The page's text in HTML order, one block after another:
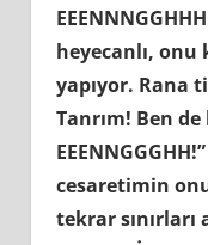
heyecanlı,
yapıyor. Rana
Tanrım! Ben
cesaretimin
tekrar sınırları